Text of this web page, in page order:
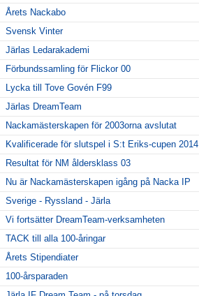
Årets Nackabo
Svensk Vinter
Järlas Ledarakademi
Förbundssamling för Flickor 00
Lycka till Tove Govén F99
Järlas DreamTeam
Nackamästerskapen för 2003orna avslutat
Kvalificerade för slutspel i S:t Eriks-cupen 2014
Resultat för NM åldersklass 03
Nu är Nackamästerskapen igång på Nacka IP
Sverige - Ryssland - Järla
Vi fortsätter DreamTeam-verksamheten
TACK till alla 100-åringar
Årets Stipendiater
100-årsparaden